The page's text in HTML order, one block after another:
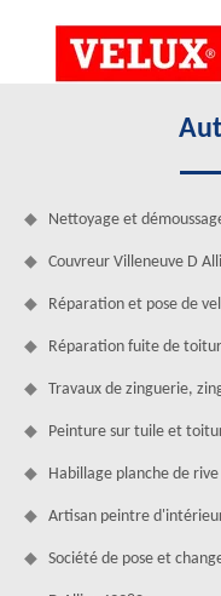
Nettoyage et
Couvreur Villeneuve D
Réparation et pose de
Réparation fuite de
Travaux de zinguerie,
Peinture sur tuile et
Habillage planche de
Artisan peintre
Société de pose et